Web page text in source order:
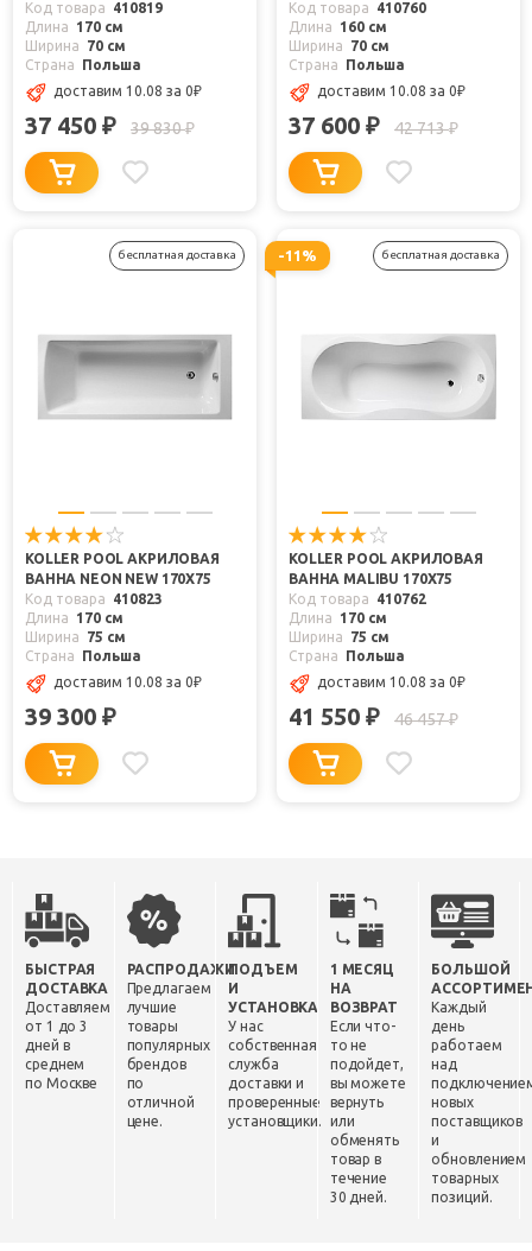
Код товара
410819
Длина
170 см
Ширина
70 см
Страна
Польша
доставим 10.08 за 0₽
37 450 ₽ 39 830₽
Код товара
410760
Длина
160 см
Ширина
70 см
Страна
Польша
доставим 10.08 за 0₽
37 600 ₽ 42 713₽
бесплатная доставка
KOLLER POOL АКРИЛОВАЯ
ВАННА NEON NEW 170X75
Код товара
410823
Длина
170 см
Ширина
75 см
Страна
Польша
доставим 10.08 за 0₽
39 300 ₽
-11% бесплатная доставка
KOLLER POOL АКРИЛОВАЯ
ВАННА MALIBU 170Х75
Код товара
410762
Длина
170 см
Ширина
75 см
Страна
Польша
доставим 10.08 за 0₽
41 550 ₽ 46 457₽
БЫСТРАЯ
ДОСТАВКА
Доставляем
от 1 до 3
дней в
среднем
по Москве
РАСПРОДАЖИ
Предлагаем
лучшие
товары
популярных
брендов
по
отличной
цене.
ПОДЪЕМ
И
УСТАНОВКА
У нас
собственная
служба
доставки и
проверенные
установщики.
1 МЕСЯЦ
НА
ВОЗВРАТ
Если что-
то не
подойдет,
вы можете
вернуть
или
обменять
товар в
течение
30 дней.
БОЛЬШОЙ
Каждый
день
работаем
над
новых
поставщиков
и
обновлением
товарных
позиций.